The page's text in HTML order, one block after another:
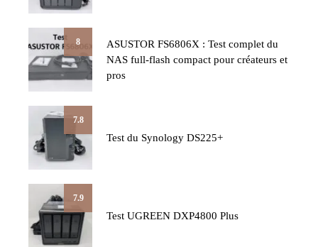
8
ASUSTOR FS6806X : Test complet du
NAS full-flash compact pour créateurs et
pros
7.8
Test du Synology DS225+
7.9
Test UGREEN DXP4800 Plus